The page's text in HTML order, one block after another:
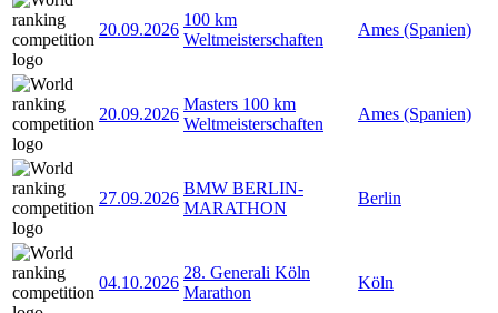
20.09.2026
100 km
Weltmeisterschaften
Ames (Spanien)
20.09.2026
Masters 100 km
Weltmeisterschaften
Ames (Spanien)
27.09.2026
BMW BERLIN-
MARATHON
Berlin
04.10.2026
28. Generali Köln
Marathon
Köln